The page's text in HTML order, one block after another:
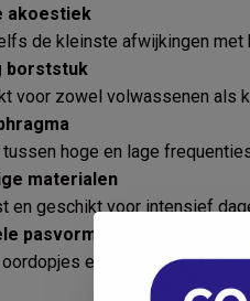
akoestiek
de kleinste afwijkingen met
borststuk
voor zowel volwassenen als
hoge en lage
materialen
en geschikt voor intensief
pasvorm
en ergonomisch